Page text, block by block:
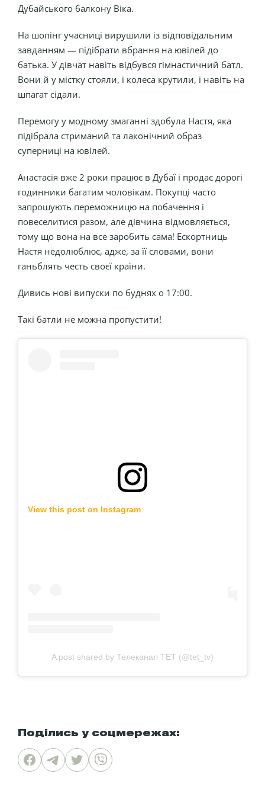
Дубайського балкону Віка.
На шопінг учасниці вирушили із відповідальним
завданням — підібрати вбрання на ювілей до
батька. У дівчат навіть відбувся гімнастичний батл.
Вони й у містку стояли, і колеса крутили, і навіть на
шпагат сідали.
Перемогу у модному змаганні здобула Настя, яка
підібрала стриманий та лаконічний образ
суперниці на ювілей.
Анастасія вже 2 роки працює в Дубаї і продає дорогі
годинники багатим чоловікам. Покупці часто
запрошують переможницю на побачення і
повеселитися разом, але дівчина відмовляється,
тому що вона на все заробить сама! Ескортниць
Настя недолюблює, адже, за її словами, вони
ганьблять честь своєї країни.
Дивись нові випуски по буднях о 17:00.
Такі батли не можна пропустити!
View this post on Instagram
A post shared by Телеканал ТЕТ (@tet_tv)
Поділись у соцмережах: